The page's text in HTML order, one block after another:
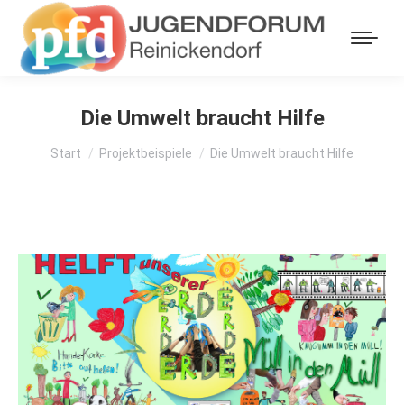
Die Umwelt braucht Hilfe
Sie befinden sich hier:
Start Projektbeispiele Die Umwelt braucht Hilfe